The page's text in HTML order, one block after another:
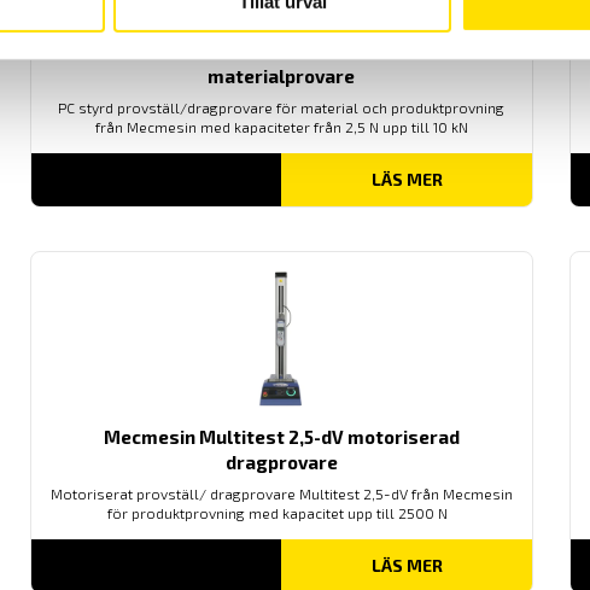
materialprovare
PC styrd provställ/dragprovare för material och produktprovning
från Mecmesin med kapaciteter från 2,5 N upp till 10 kN
LÄS MER
Mecmesin Multitest 2,5-dV motoriserad
dragprovare
Motoriserat provställ/ dragprovare Multitest 2,5-dV från Mecmesin
för produktprovning med kapacitet upp till 2500 N
LÄS MER